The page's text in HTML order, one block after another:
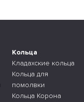
Кольца
Кладахские кольца
Кольца для
помолвки
Кольца Корона